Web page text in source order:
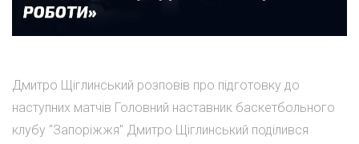
Дмитро Щіглинський розповів про підготовку до
наступних матчів Головний наставник баскетбольного
клубу "Запоріжжя" Дмитро Щіглинський поділився